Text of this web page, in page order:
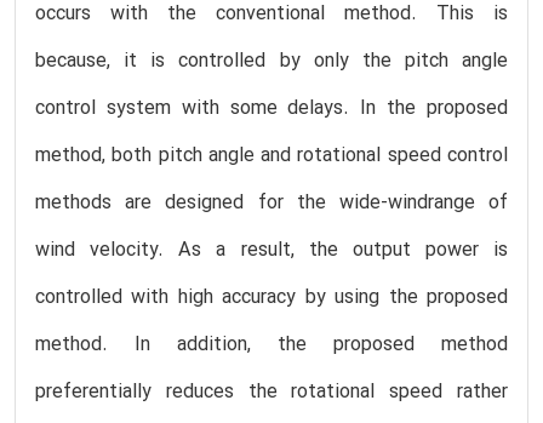
occurs with the conventional method. This is
because, it is controlled by only the pitch angle
control system with some delays. In the proposed
method, both pitch angle and rotational speed control
methods are designed for the wide-windrange of
wind velocity. As a result, the output power is
controlled with high accuracy by using the proposed
method. In addition, the proposed method
preferentially reduces the rotational speed rather